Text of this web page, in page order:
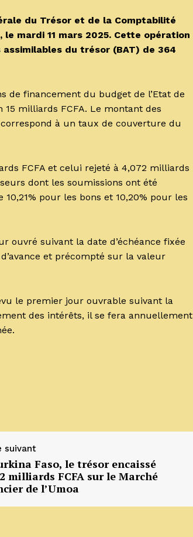
du Trésor et de la Comptabilité
le mardi 11 mars 2025. Cette opération
du trésor (BAT) de 364
de financement du budget de l’Etat de
15 milliards FCFA. Le montant des
correspond à un taux de couverture du
FCFA et celui rejeté à 4,072 milliards
dont les soumissions ont été
pour les bons et 10,20% pour les
ouvré suivant la date d’échéance fixée
et précompté sur la valeur
le premier jour ouvrable suivant la
des intérêts, il se fera annuellement
suivant
Faso, le trésor encaissé
milliards FCFA sur le Marché
de l’Umoa